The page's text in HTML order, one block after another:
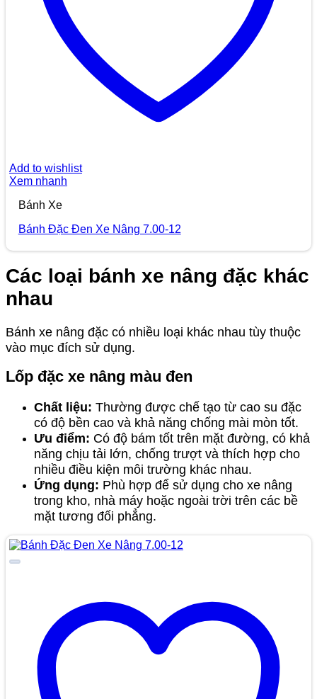
Add to wishlist
Xem nhanh
Bánh Xe
Bánh Đặc Đen Xe Nâng 7.00-12
Các loại bánh xe nâng đặc khác
nhau
Bánh xe nâng đặc có nhiều loại khác nhau tùy thuộc
vào mục đích sử dụng.
Lốp đặc xe nâng màu đen
Chất liệu: Thường được chế tạo từ cao su đặc
có độ bền cao và khả năng chống mài mòn tốt.
Ưu điểm: Có độ bám tốt trên mặt đường, có khả
năng chịu tải lớn, chống trượt và thích hợp cho
nhiều điều kiện môi trường khác nhau.
Ứng dụng: Phù hợp để sử dụng cho xe nâng
trong kho, nhà máy hoặc ngoài trời trên các bề
mặt tương đối phẳng.